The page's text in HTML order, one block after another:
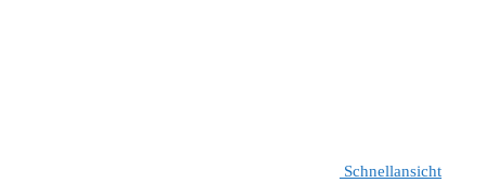
Schnellansicht